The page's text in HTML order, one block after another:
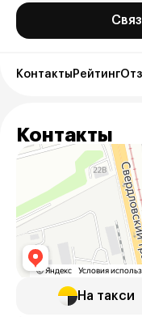
Контакты Рейтинг
Контакты
На такси